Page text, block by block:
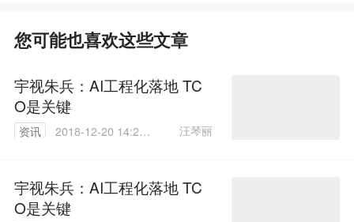
您可能也喜欢这些文章
宇视朱兵：AI工程化落地 TC
O是关键
资讯
2018-12-20 14:27:
汪琴丽
宇视朱兵：AI工程化落地 TC
O是关键